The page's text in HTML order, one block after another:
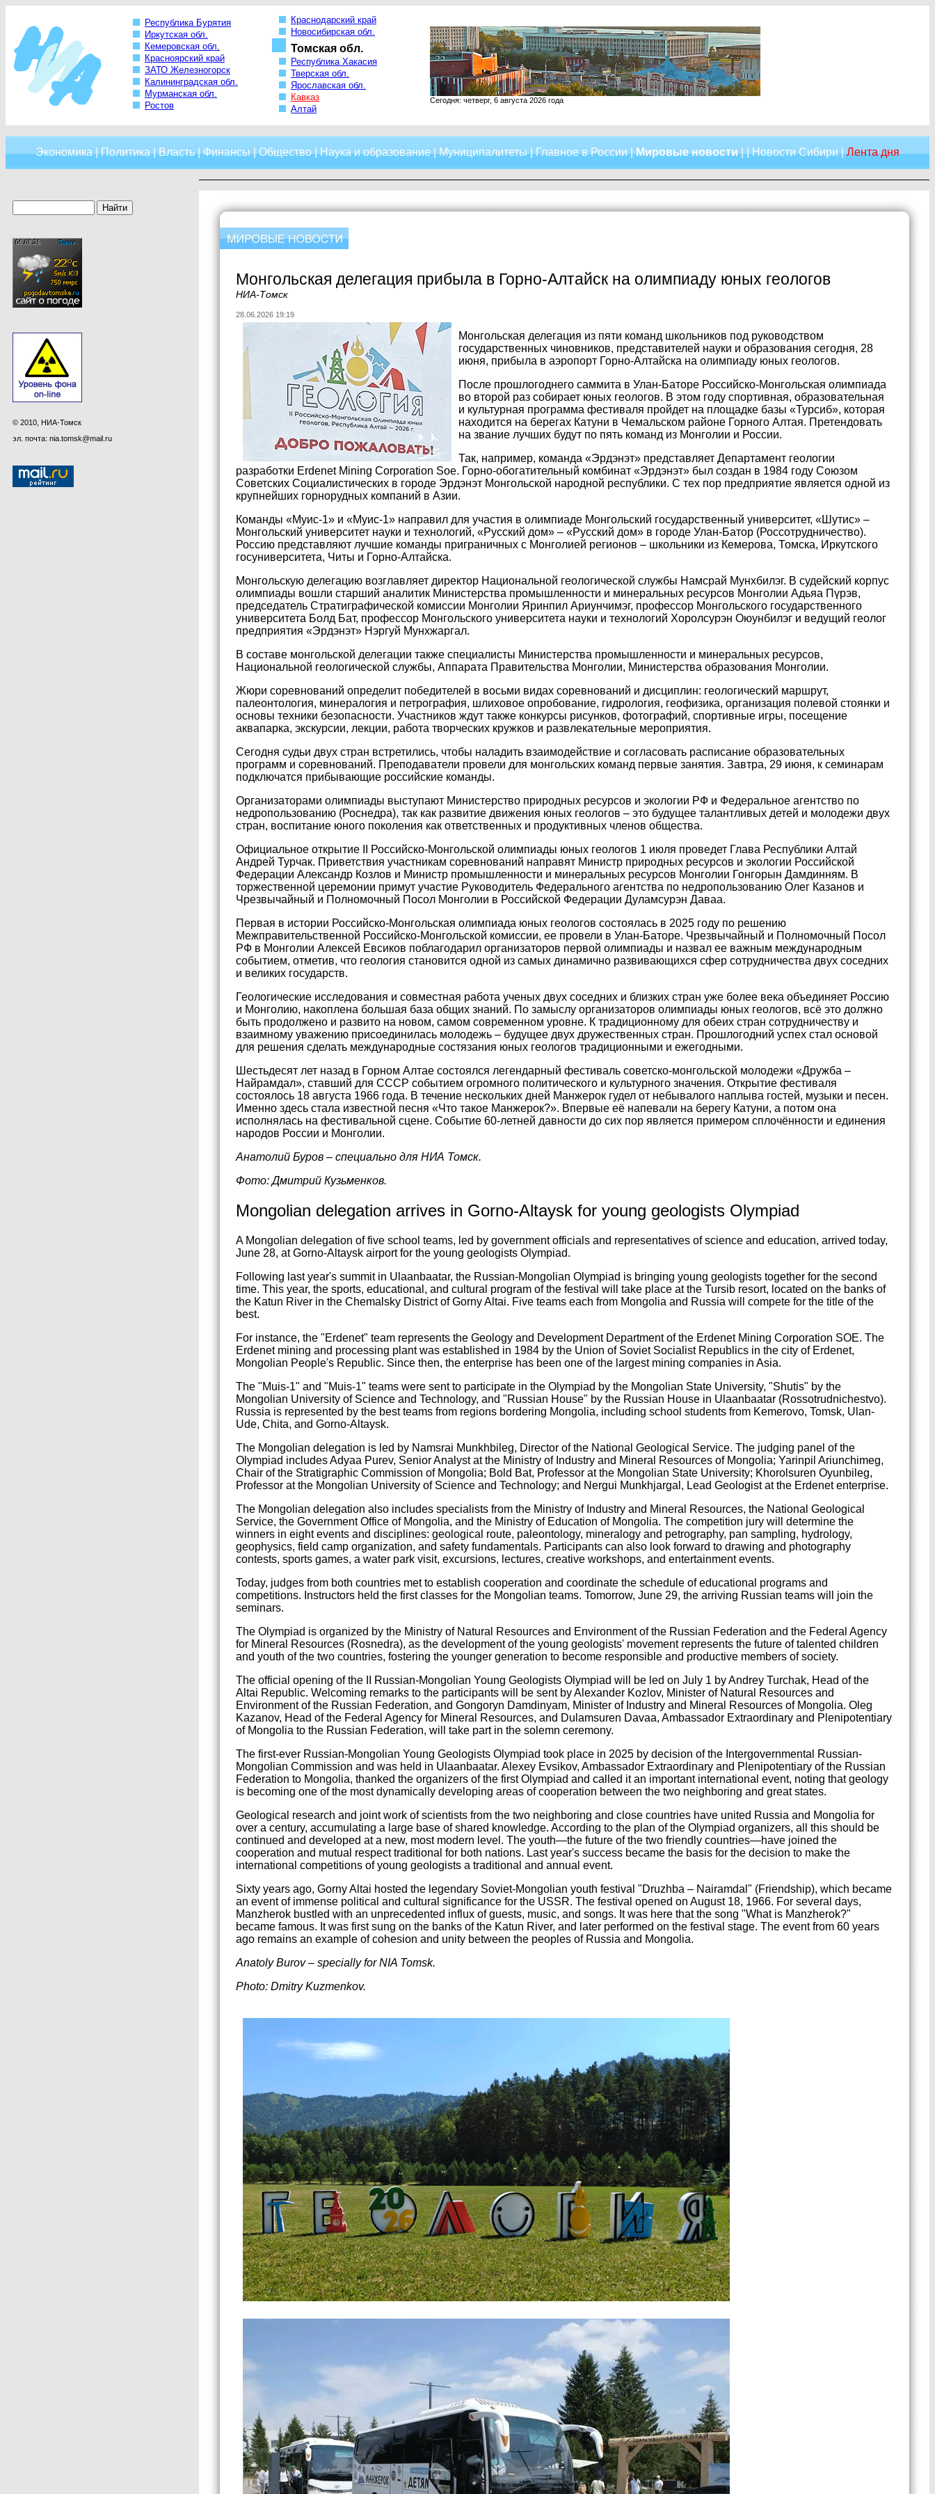
Республика Бурятия
Иркутская обл.
Кемеровская обл.
Красноярский край
ЗАТО Железногорск
Калининградская обл.
Мурманская обл.
Ростов
Краснодарский край
Новосибирская обл.
Томская обл.
Республика Хакасия
Тверская обл.
Ярославская обл.
Кавказ
Алтай
Сегодня: четверг, 6 августа 2026 года
Экономика|Политика|Власть|Финансы|Общество|Наука и образование|Муниципалитеты|Главное в России|Мировые новости| |Новости Сибири|Лента дня
© 2010, НИА-Томск
эл. почта: nia.tomsk@mail.ru
Монгольская делегация прибыла в Горно-Алтайск на олимпиаду юных геологов
НИА-Томск
28.06.2026 19:19
Монгольская делегация из пяти команд школьников под руководством
государственных чиновников, представителей науки и образования сегодня, 28
июня, прибыла в аэропорт Горно-Алтайска на олимпиаду юных геологов.
После прошлогоднего саммита в Улан-Баторе Российско-Монгольская олимпиада
во второй раз собирает юных геологов. В этом году спортивная, образовательная
и культурная программа фестиваля пройдет на площадке базы «Турсиб», которая
находится на берегах Катуни в Чемальском районе Горного Алтая. Претендовать
на звание лучших будут по пять команд из Монголии и России.
Так, например, команда «Эрдэнэт» представляет Департамент геологии
разработки Erdenet Mining Corporation Soe. Горно-обогатительный комбинат «Эрдэнэт» был создан в 1984 году Союзом
Советских Социалистических в городе Эрдэнэт Монгольской народной республики. С тех пор предприятие является одной из
крупнейших горнорудных компаний в Азии.
Команды «Муис-1» и «Муис-1» направил для участия в олимпиаде Монгольский государственный университет, «Шутис» –
Монгольский университет науки и технологий, «Русский дом» – «Русский дом» в городе Улан-Батор (Россотрудничество).
Россию представляют лучшие команды приграничных с Монголией регионов – школьники из Кемерова, Томска, Иркутского
госуниверситета, Читы и Горно-Алтайска.
Монгольскую делегацию возглавляет директор Национальной геологической службы Намсрай Мунхбилэг. В судейский корпус
олимпиады вошли старший аналитик Министерства промышленности и минеральных ресурсов Монголии Адьяа Пүрэв,
председатель Стратиграфической комиссии Монголии Яринпил Ариунчимэг, профессор Монгольского государственного
университета Болд Бат, профессор Монгольского университета науки и технологий Хоролсурэн Оюунбилэг и ведущий геолог
предприятия «Эрдэнэт» Нэргуй Мунхжаргал.
В составе монгольской делегации также специалисты Министерства промышленности и минеральных ресурсов,
Национальной геологической службы, Аппарата Правительства Монголии, Министерства образования Монголии.
Жюри соревнований определит победителей в восьми видах соревнований и дисциплин: геологический маршрут,
палеонтология, минералогия и петрография, шлиховое опробование, гидрология, геофизика, организация полевой стоянки и
основы техники безопасности. Участников ждут также конкурсы рисунков, фотографий, спортивные игры, посещение
аквапарка, экскурсии, лекции, работа творческих кружков и развлекательные мероприятия.
Сегодня судьи двух стран встретились, чтобы наладить взаимодействие и согласовать расписание образовательных
программ и соревнований. Преподаватели провели для монгольских команд первые занятия. Завтра, 29 июня, к семинарам
подключатся прибывающие российские команды.
Организаторами олимпиады выступают Министерство природных ресурсов и экологии РФ и Федеральное агентство по
недропользованию (Роснедра), так как развитие движения юных геологов – это будущее талантливых детей и молодежи двух
стран, воспитание юного поколения как ответственных и продуктивных членов общества.
Официальное открытие II Российско-Монгольской олимпиады юных геологов 1 июля проведет Глава Республики Алтай
Андрей Турчак. Приветствия участникам соревнований направят Министр природных ресурсов и экологии Российской
Федерации Александр Козлов и Министр промышленности и минеральных ресурсов Монголии Гонгорын Дамдинням. В
торжественной церемонии примут участие Руководитель Федерального агентства по недропользованию Олег Казанов и
Чрезвычайный и Полномочный Посол Монголии в Российской Федерации Дуламсурэн Даваа.
Первая в истории Российско-Монгольская олимпиада юных геологов состоялась в 2025 году по решению
Межправительственной Российско-Монгольской комиссии, ее провели в Улан-Баторе. Чрезвычайный и Полномочный Посол
РФ в Монголии Алексей Евсиков поблагодарил организаторов первой олимпиады и назвал ее важным международным
событием, отметив, что геология становится одной из самых динамично развивающихся сфер сотрудничества двух соседних
и великих государств.
Геологические исследования и совместная работа ученых двух соседних и близких стран уже более века объединяет Россию
и Монголию, накоплена большая база общих знаний. По замыслу организаторов олимпиады юных геологов, всё это должно
быть продолжено и развито на новом, самом современном уровне. К традиционному для обеих стран сотрудничеству и
взаимному уважению присоединилась молодежь – будущее двух дружественных стран. Прошлогодний успех стал основой
для решения сделать международные состязания юных геологов традиционными и ежегодными.
Шестьдесят лет назад в Горном Алтае состоялся легендарный фестиваль советско-монгольской молодежи «Дружба –
Найрамдал», ставший для СССР событием огромного политического и культурного значения. Открытие фестиваля
состоялось 18 августа 1966 года. В течение нескольких дней Манжерок гудел от небывалого наплыва гостей, музыки и песен.
Именно здесь стала известной песня «Что такое Манжерок?». Впервые её напевали на берегу Катуни, а потом она
исполнялась на фестивальной сцене. Событие 60-летней давности до сих пор является примером сплочённости и единения
народов России и Монголии.
Анатолий Буров – специально для НИА Томск.
Фото: Дмитрий Кузьменков.
Mongolian delegation arrives in Gorno-Altaysk for young geologists Olympiad
A Mongolian delegation of five school teams, led by government officials and representatives of science and education, arrived today,
June 28, at Gorno-Altaysk airport for the young geologists Olympiad.
Following last year's summit in Ulaanbaatar, the Russian-Mongolian Olympiad is bringing young geologists together for the second
time. This year, the sports, educational, and cultural program of the festival will take place at the Tursib resort, located on the banks of
the Katun River in the Chemalsky District of Gorny Altai. Five teams each from Mongolia and Russia will compete for the title of the
best.
For instance, the "Erdenet" team represents the Geology and Development Department of the Erdenet Mining Corporation SOE. The
Erdenet mining and processing plant was established in 1984 by the Union of Soviet Socialist Republics in the city of Erdenet,
Mongolian People's Republic. Since then, the enterprise has been one of the largest mining companies in Asia.
The "Muis-1" and "Muis-1" teams were sent to participate in the Olympiad by the Mongolian State University, "Shutis" by the
Mongolian University of Science and Technology, and "Russian House" by the Russian House in Ulaanbaatar (Rossotrudnichestvo).
Russia is represented by the best teams from regions bordering Mongolia, including school students from Kemerovo, Tomsk, Ulan-
Ude, Chita, and Gorno-Altaysk.
The Mongolian delegation is led by Namsrai Munkhbileg, Director of the National Geological Service. The judging panel of the
Olympiad includes Adyaa Purev, Senior Analyst at the Ministry of Industry and Mineral Resources of Mongolia; Yarinpil Ariunchimeg,
Chair of the Stratigraphic Commission of Mongolia; Bold Bat, Professor at the Mongolian State University; Khorolsuren Oyunbileg,
Professor at the Mongolian University of Science and Technology; and Nergui Munkhjargal, Lead Geologist at the Erdenet enterprise.
The Mongolian delegation also includes specialists from the Ministry of Industry and Mineral Resources, the National Geological
Service, the Government Office of Mongolia, and the Ministry of Education of Mongolia. The competition jury will determine the
winners in eight events and disciplines: geological route, paleontology, mineralogy and petrography, pan sampling, hydrology,
geophysics, field camp organization, and safety fundamentals. Participants can also look forward to drawing and photography
contests, sports games, a water park visit, excursions, lectures, creative workshops, and entertainment events.
Today, judges from both countries met to establish cooperation and coordinate the schedule of educational programs and
competitions. Instructors held the first classes for the Mongolian teams. Tomorrow, June 29, the arriving Russian teams will join the
seminars.
The Olympiad is organized by the Ministry of Natural Resources and Environment of the Russian Federation and the Federal Agency
for Mineral Resources (Rosnedra), as the development of the young geologists' movement represents the future of talented children
and youth of the two countries, fostering the younger generation to become responsible and productive members of society.
The official opening of the II Russian-Mongolian Young Geologists Olympiad will be led on July 1 by Andrey Turchak, Head of the
Altai Republic. Welcoming remarks to the participants will be sent by Alexander Kozlov, Minister of Natural Resources and
Environment of the Russian Federation, and Gongoryn Damdinyam, Minister of Industry and Mineral Resources of Mongolia. Oleg
Kazanov, Head of the Federal Agency for Mineral Resources, and Dulamsuren Davaa, Ambassador Extraordinary and Plenipotentiary
of Mongolia to the Russian Federation, will take part in the solemn ceremony.
The first-ever Russian-Mongolian Young Geologists Olympiad took place in 2025 by decision of the Intergovernmental Russian-
Mongolian Commission and was held in Ulaanbaatar. Alexey Evsikov, Ambassador Extraordinary and Plenipotentiary of the Russian
Federation to Mongolia, thanked the organizers of the first Olympiad and called it an important international event, noting that geology
is becoming one of the most dynamically developing areas of cooperation between the two neighboring and great states.
Geological research and joint work of scientists from the two neighboring and close countries have united Russia and Mongolia for
over a century, accumulating a large base of shared knowledge. According to the plan of the Olympiad organizers, all this should be
continued and developed at a new, most modern level. The youth—the future of the two friendly countries—have joined the
cooperation and mutual respect traditional for both nations. Last year's success became the basis for the decision to make the
international competitions of young geologists a traditional and annual event.
Sixty years ago, Gorny Altai hosted the legendary Soviet-Mongolian youth festival "Druzhba – Nairamdal" (Friendship), which became
an event of immense political and cultural significance for the USSR. The festival opened on August 18, 1966. For several days,
Manzherok bustled with an unprecedented influx of guests, music, and songs. It was here that the song "What is Manzherok?"
became famous. It was first sung on the banks of the Katun River, and later performed on the festival stage. The event from 60 years
ago remains an example of cohesion and unity between the peoples of Russia and Mongolia.
Anatoly Burov – specially for NIA Tomsk.
Photo: Dmitry Kuzmenkov.